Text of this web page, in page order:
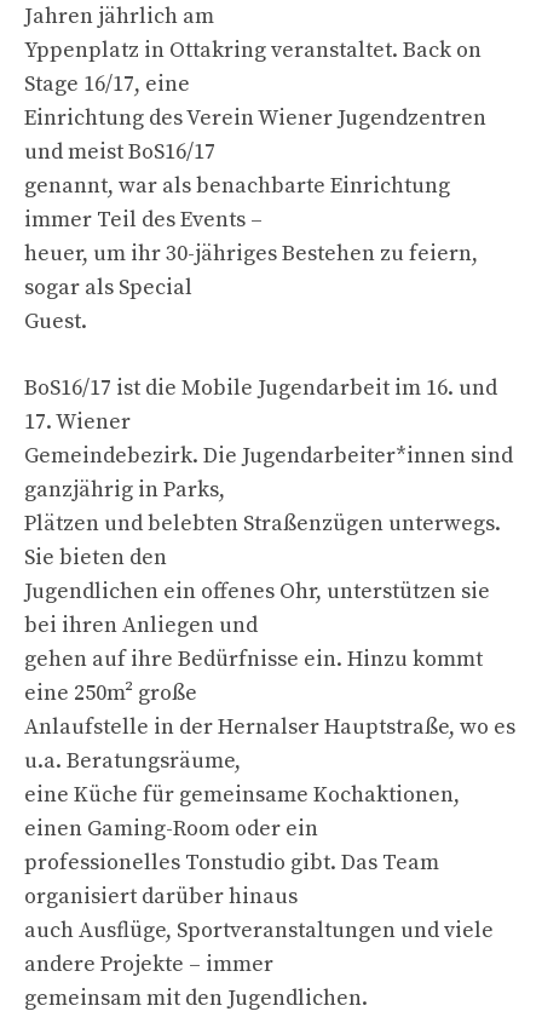
Jahren jährlich am
Yppenplatz in Ottakring veranstaltet. Back on
Stage 16/17, eine
Einrichtung des Verein Wiener Jugendzentren
und meist BoS16/17
genannt, war als benachbarte Einrichtung
immer Teil des Events –
heuer, um ihr 30-jähriges Bestehen zu feiern,
sogar als Special
Guest.
BoS16/17 ist die Mobile Jugendarbeit im 16. und
17. Wiener
Gemeindebezirk. Die Jugendarbeiter*innen sind
ganzjährig in Parks,
Plätzen und belebten Straßenzügen unterwegs.
Sie bieten den
Jugendlichen ein offenes Ohr, unterstützen sie
bei ihren Anliegen und
gehen auf ihre Bedürfnisse ein. Hinzu kommt
eine 250m² große
Anlaufstelle in der Hernalser Hauptstraße, wo es
u.a. Beratungsräume,
eine Küche für gemeinsame Kochaktionen,
einen Gaming-Room oder ein
professionelles Tonstudio gibt. Das Team
organisiert darüber hinaus
auch Ausflüge, Sportveranstaltungen und viele
andere Projekte – immer
gemeinsam mit den Jugendlichen.